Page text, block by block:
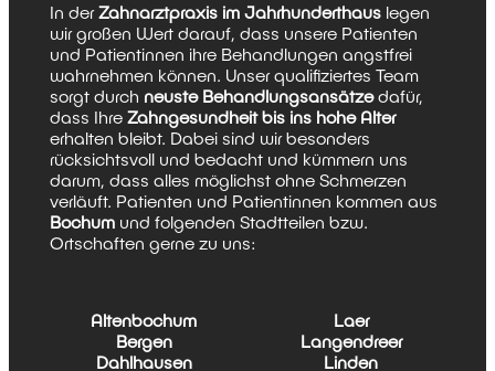
In derZahnarztpraxis im Jahrhunderthauslegen
wir großen Wert darauf, dass unsere Patienten
und Patientinnen ihre Behandlungen angstfrei
wahrnehmen können. Unser qualifiziertes Team
sorgt durch neuste Behandlungsansätzedafür,
dass Ihre Zahngesundheit bis ins hohe Alter
erhalten bleibt. Dabei sind wir besonders
rücksichtsvoll und bedacht und kümmern uns
darum, dass alles möglichst ohne Schmerzen
verläuft. Patienten und Patientinnen kommen aus
Bochumund folgenden Stadtteilen bzw.
Ortschaften gerne zu uns:
Altenbochum
Bergen
Dahlhausen
Laer
Langendreer
Linden